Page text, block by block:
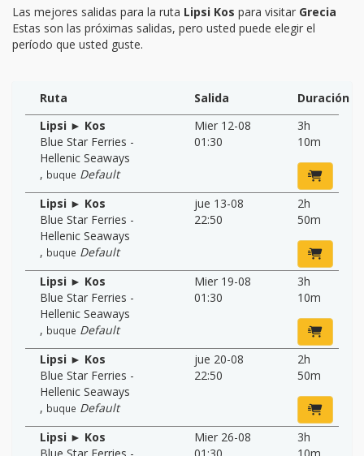
Las mejores salidas para la ruta Lipsi Kos para visitar Grecia
Estas son las próximas salidas, pero usted puede elegir el
período que usted guste.
Ruta Salida
Duración
Lipsi ► Kos
Blue Star Ferries -
Hellenic Seaways
, buque Default
Mier 12-08
01:30
3h
10m
Lipsi ► Kos
Blue Star Ferries -
Hellenic Seaways
, buque Default
jue 13-08
22:50
2h
50m
Lipsi ► Kos
Blue Star Ferries -
Hellenic Seaways
, buque Default
Mier 19-08
01:30
3h
10m
Lipsi ► Kos
Blue Star Ferries -
Hellenic Seaways
, buque Default
jue 20-08
22:50
2h
50m
Lipsi ► Kos
Mier 26-08
3h